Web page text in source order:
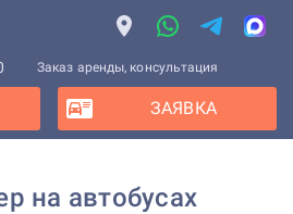
Заказ аренды, консультация
ЗАЯВКА
на автобусах